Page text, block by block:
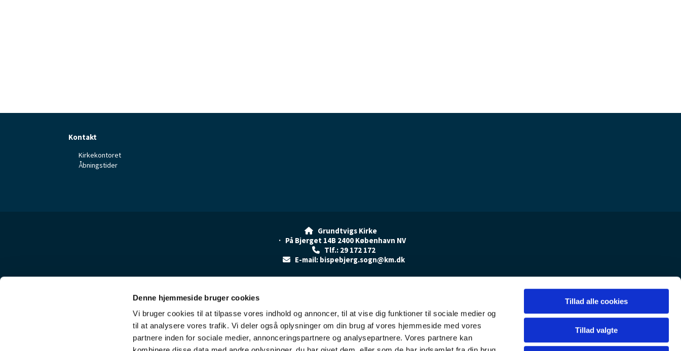
Denne hjemmeside bruger cookies
Vi bruger cookies til at tilpasse vores indhold og annoncer, til at vise dig funktioner til sociale medier og
til at analysere vores trafik. Vi deler også oplysninger om din brug af vores hjemmeside med vores
partnere inden for sociale medier, annonceringspartnere og analysepartnere. Vores partnere kan
Tillad alle cookies
Tillad valgte
Kontakt
Kirkekontoret
Åbningstider
Grundtvigs Kirke
· På Bjerget 14B 2400 København NV
Tlf.: 29 172 172
E-mail: bispebjerg.sogn@km.dk
Kontakt Cookiepolitik Tilgængelighedserklæring